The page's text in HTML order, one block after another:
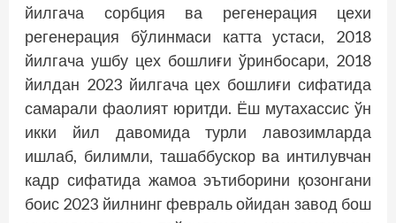
йилгача сорбция ва регенерация цехи
регенерация бўлинмаси катта устаси, 2018
йилгача ушбу цех бошлиғи ўринбосари, 2018
йилдан 2023 йилгача цех бошлиғи сифатида
самарали фаолият юритди. Ёш мутахассис ўн
икки йил давомида турли лавозимларда
ишлаб, билимли, ташаббускор ва интилувчан
кадр сифатида жамоа эътиборини қозонгани
боис 2023 йилнинг февраль ойидан завод бош